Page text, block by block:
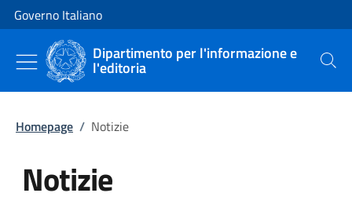
Vai al contenuto
Vai alla navigazione del sito
Governo Italiano
Dipartimento per l'informazione e
l'editoria Cerca
Homepage / Notizie
Notizie